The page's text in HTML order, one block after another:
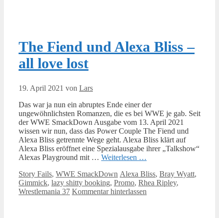
The Fiend und Alexa Bliss –
all love lost
19. April 2021 von Lars
Das war ja nun ein abruptes Ende einer der
ungewöhnlichsten Romanzen, die es bei WWE je gab. Seit
der WWE SmackDown Ausgabe vom 13. April 2021
wissen wir nun, dass das Power Couple The Fiend und
Alexa Bliss getrennte Wege geht. Alexa Bliss klärt auf
Alexa Bliss eröffnet eine Spezialausgabe ihrer „Talkshow“
Alexas Playground mit … Weiterlesen …
Kategorien
Story Fails, WWE SmackDown Schlagwörter
Alexa Bliss, Bray Wyatt,
Gimmick, lazy shitty booking, Promo, Rhea Ripley,
Wrestlemania 37 Kommentar hinterlassen